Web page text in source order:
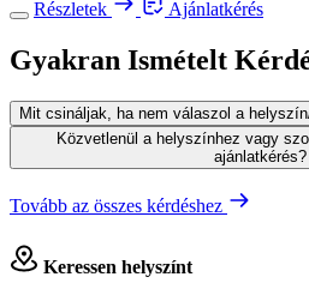
Részletek Ajánlatkérés
Gyakran Ismételt
Mit csináljak, ha nem válaszol a
Közvetlenül a helyszínhez vagy
ajánlatkérés?
Tovább az összes kérdéshez
Keressen helyszínt